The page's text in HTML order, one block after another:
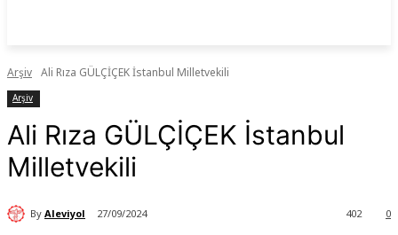
Arşiv Ali Rıza GÜLÇİÇEK İstanbul Milletvekili
Arşiv
Ali Rıza GÜLÇİÇEK İstanbul
Milletvekili
By Aleviyol 27/09/2024 0
402